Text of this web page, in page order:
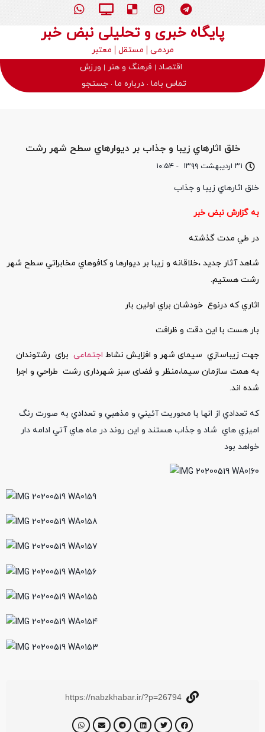
پایگاه خبری و تحلیلی نبض خبر
مردمی مستقل
معتبر
اقتصاد
فرهنگ و هنر
ورزش
تماس باما درباره ما جستجو
۳۱ اردیبهشت ۱۳۹۹ - ۱۰:۵۴
خلق اثارهاي زيبا و جذاب بر ديوارهاي سطح شهر رشت
خلق اثارهاي زيبا و جذاب
به گزارش نبض خبر
در طي مدت گذشته
شاهد آثار جديد ،خلاقانه و زيبا بر ديوارها و كافوهاي مخابراتي سطح شهر
رشت هستيم.
اثاري كه درنوع خودشان براي اولين بار
بار هست با اين دقت و ظرافت
جهت زيباسازي سیمای شهر و افزایش نشاط اجتماعی برای رشتوندان
به همت سازمان سیما،منظر و فضای سبز شهرداری رشت طراحي و اجرا
شده اند.
كه تعدادي از انها با محوريت آئيني و مذهبي و تعدادي به صورت رنگ
اميزي هاي شاد و جذاب هستند و اين روند در ماه هاي آتي ادامه دار
خواهد بود
https://nabzkhabar.ir/?p=26794